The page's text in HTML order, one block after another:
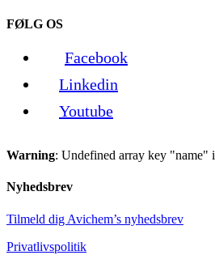
FØLG OS
Facebook
Linkedin
Youtube
Warning: Undefined array key "name"
Nyhedsbrev
Tilmeld dig Avichem’s nyhedsbrev
Privatlivspolitik